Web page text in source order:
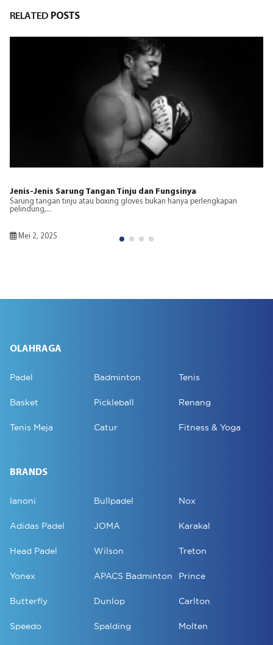
RELATED POSTS
Ukuran Ring Tinju dan Dampaknya pada Pertandingan
Ring tinju adalah elemen penting dalam olahraga tinju yang
mempengaruhi...
Januari 2, 2025
OLAHRAGA
Padel Badminton Tenis
Basket Pickleball Renang
Tenis Meja Catur Fitness & Yoga
BRANDS
Ianoni Bullpadel Nox
Adidas Padel JOMA Karakal
Head Padel Wilson Treton
Yonex APACS Badminton Prince
Butterfly Dunlop Carlton
Speedo Spalding Molten